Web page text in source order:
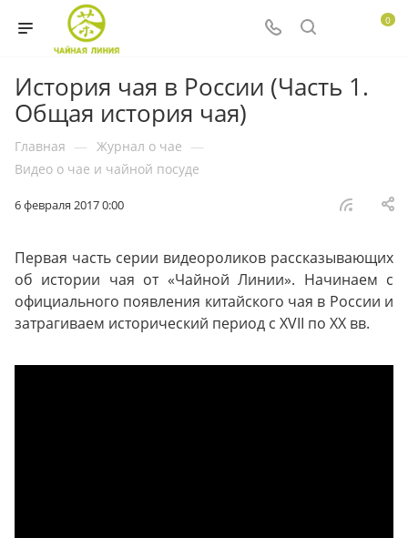
0
История чая в России (Часть 1.
Общая история чая)
Главная — Журнал о чае —
Видео о чае и чайной посуде
6 февраля 2017 0:00
Первая часть серии видеороликов рассказывающих
об истории чая от «Чайной Линии». Начинаем с
официального появления китайского чая в России и
затрагиваем исторический период с XVII по XX вв.